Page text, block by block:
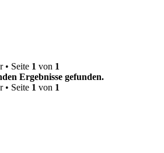
• Seite 1 von 1
Ergebnisse gefunden.
• Seite 1 von 1